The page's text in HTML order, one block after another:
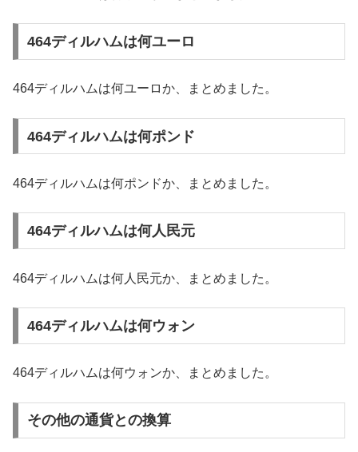
464ディルハムは何ユーロ
464ディルハムは何ユーロか、まとめました。
464ディルハムは何ポンド
464ディルハムは何ポンドか、まとめました。
464ディルハムは何人民元
464ディルハムは何人民元か、まとめました。
464ディルハムは何ウォン
464ディルハムは何ウォンか、まとめました。
その他の通貨との換算